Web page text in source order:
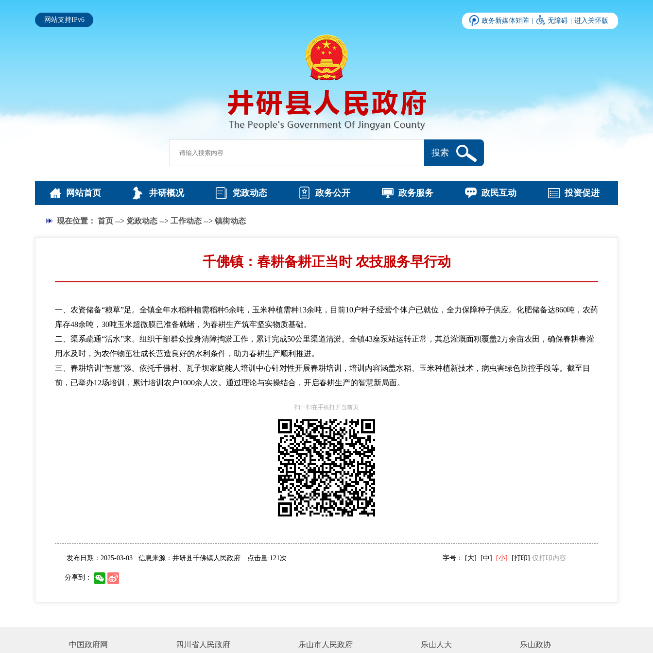
网站支持IPv6 政务新媒体矩阵 无障碍 进入关怀版
搜索
网站首页 井研概况 党政动态 政务公开 政务服务 政民互动 投资促进
现在位置： 首页 --> 党政动态 --> 工作动态 --> 镇街动态
千佛镇：春耕备耕正当时 农技服务早行动
一、农资储备“粮草”足。全镇全年水稻种植需稻种5余吨，玉米种植需种13余吨，目前10户种子经营个体户已就位，全力保障种子供应。化肥储备达860吨，农药
库存48余吨，30吨玉米超微膜已准备就绪，为春耕生产筑牢坚实物质基础。
二、渠系疏通“活水”来。组织干部群众投身清障掏淤工作，累计完成50公里渠道清淤。全镇43座泵站运转正常，其总灌溉面积覆盖2万余亩农田，确保春耕春灌
用水及时，为农作物茁壮成长营造良好的水利条件，助力春耕生产顺利推进。
三、春耕培训“智慧”添。依托千佛村、瓦子坝家庭能人培训中心针对性开展春耕培训，培训内容涵盖水稻、玉米种植新技术，病虫害绿色防控手段等。截至目
前，已举办12场培训，累计培训农户1000余人次。通过理论与实操结合，开启春耕生产的智慧新局面。
扫一扫在手机打开当前页
发布日期：2025-03-03 信息来源：井研县千佛镇人民政府 点击量:121次
分享到：
字号： [大] [中] [小] [打印] 仅打印内容
中国政府网 四川省人民政府 乐山市人民政府 乐山人大 乐山政协